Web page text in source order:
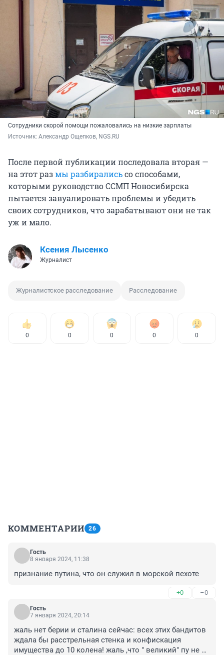
Сотрудники скорой помощи пожаловались на низкие зарплаты
Источник: Александр Ощепков, NGS.RU
После первой публикации последовала вторая —
на этот размы разбиралисьсо способами,
которыми руководство ССМП Новосибирска
пытается завуалировать проблемы и убедить
своих сотрудников, что зарабатывают они не так
уж и мало.
Ксения Лысенко
Журналист
Журналистское расследование Расследование
0 0 0 0 0
КОММЕНТАРИИ 26
Гость
8 января 2024, 11:38
признание путина, что он служил в морской пехоте
+0 –0
Гость
7 января 2024, 20:14
жаль нет берии и сталина сейчас: всех этих бандитов
ждала бы расстрельная стенка и конфискация
имущества до 10 колена! жаль ,что " великий" пу не